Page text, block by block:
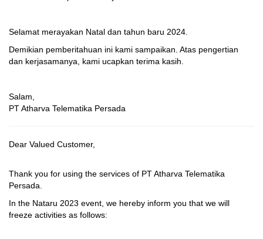
Selamat merayakan Natal dan tahun baru 2024.
Demikian pemberitahuan ini kami sampaikan. Atas pengertian
dan kerjasamanya, kami ucapkan terima kasih.
Salam,
PT Atharva Telematika Persada
Dear Valued Customer,
Thank you for using the services of PT Atharva Telematika
Persada.
In the Nataru 2023 event, we hereby inform you that we will
freeze activities as follows: